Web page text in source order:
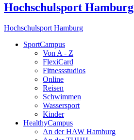
Hochschulsport Hamburg
Hochschulsport Hamburg
SportCampus
Von A - Z
FlexiCard
Fitnessstudios
Online
Reisen
Schwimmen
Wassersport
Kinder
HealthyCampus
An der HAW Hamburg